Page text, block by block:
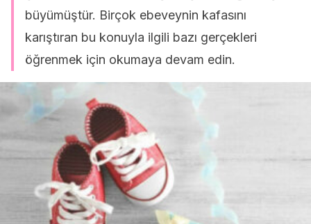
büyümüştür. Birçok ebeveynin kafasını
karıştıran bu konuyla ilgili bazı gerçekleri
öğrenmek için okumaya devam edin.